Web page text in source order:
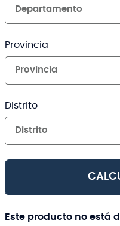
Departamento
Provincia
Provincia
Distrito
Distrito
Este producto no está